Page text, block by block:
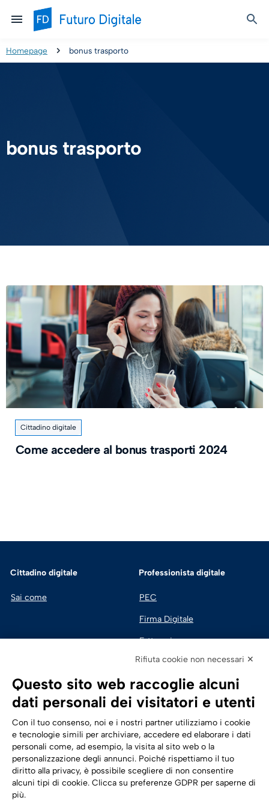
Homepage bonus trasporto
bonus trasporto
Cittadino digitale
Come accedere al bonus trasporti 2024
Cittadino digitale
Sai come
Professionista digitale
PEC
Firma Digitale
Fatturazione
Sicurezza Digitale
Cloud
Trasformazione digitale
Energia
Telecomunicazioni
Seguici su:
Rifiuta cookie non necessari ✕
Questo sito web raccoglie alcuni
dati personali dei visitatori e utenti
Con il tuo consenso, noi e i nostri partner utilizziamo i cookie
e tecnologie simili per archiviare, accedere ed elaborare i dati
personali come, ad esempio, la visita al sito web o la
personalizzazione degli annunci. Poiché rispettiamo il tuo
diritto alla privacy, è possibile scegliere di non consentire
alcuni tipi di cookie. Clicca su preferenze GDPR per saperne di
più.